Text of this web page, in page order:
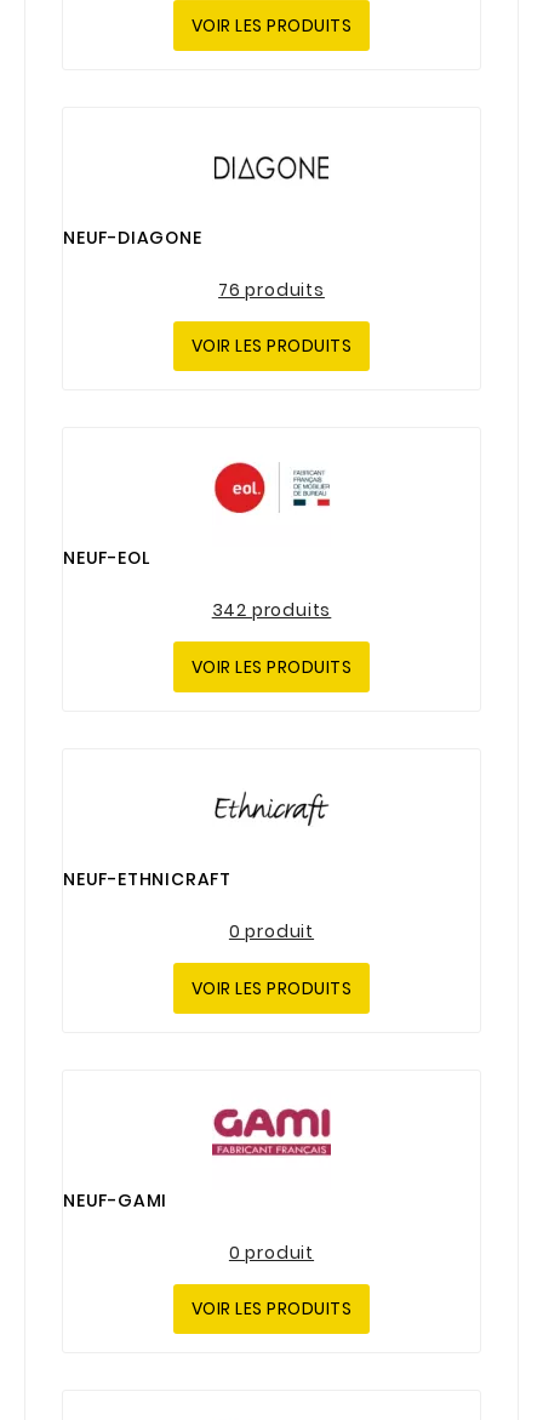
VOIR LES PRODUITS
NEUF-DIAGONE
76 produits
VOIR LES PRODUITS
NEUF-EOL
342 produits
VOIR LES PRODUITS
NEUF-ETHNICRAFT
0 produit
VOIR LES PRODUITS
NEUF-GAMI
0 produit
VOIR LES PRODUITS